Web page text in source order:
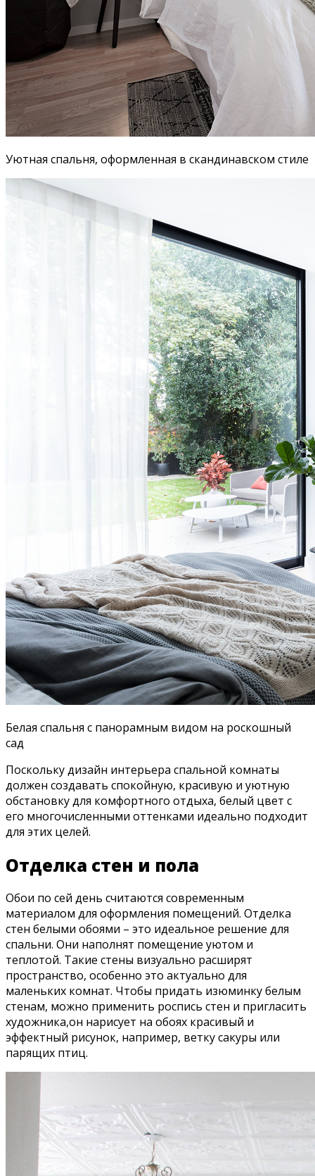
Уютная спальня, оформленная в скандинавском стиле
Белая спальня с панорамным видом на роскошный
сад
Поскольку дизайн интерьера спальной комнаты
должен создавать спокойную, красивую и уютную
обстановку для комфортного отдыха, белый цвет с
его многочисленными оттенками идеально подходит
для этих целей.
Отделка стен и пола
Обои по сей день считаются современным
материалом для оформления помещений. Отделка
стен белыми обоями – это идеальное решение для
спальни. Они наполнят помещение уютом и
теплотой. Такие стены визуально расширят
пространство, особенно это актуально для
маленьких комнат. Чтобы придать изюминку белым
стенам, можно применить роспись стен и пригласить
художника,он нарисует на обоях красивый и
эффектный рисунок, например, ветку сакуры или
парящих птиц.